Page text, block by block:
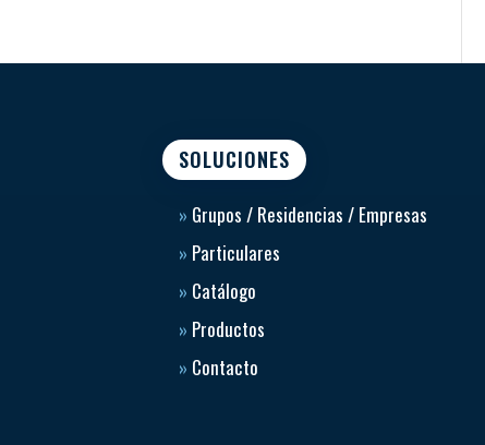
SOLUCIONES
» Grupos / Residencias / Empresas
» Particulares
» Catálogo
» Productos
» Contacto